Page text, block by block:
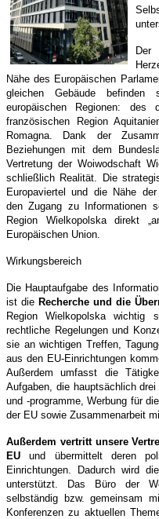
Der
Nähe des Europäischen
gleichen Gebäude befinden
europäischen Regionen: des
französischen Region
Romagna. Dank der
Beziehungen mit dem
Vertretung der Woiwodschaft
schließlich Realität. Die
Europaviertel und die Nähe
den Zugang zu Informationen
Region Wielkopolska direkt
Europäischen Union.
Wirkungsbereich
Die Hauptaufgabe des
ist die Recherche und die
Region Wielkopolska wichtig
rechtliche Regelungen und
sie an wichtigen Treffen,
aus den EU-Einrichtungen
Außerdem umfasst die
Aufgaben, die hauptsächlich
und -programme, Werbung für
der EU sowie Zusammenarbeit
Außerdem vertritt unsere
EU und übermittelt deren
Einrichtungen. Dadurch wird
unterstützt. Das Büro der
selbständig bzw. gemeinsam
Konferenzen zu aktuellen